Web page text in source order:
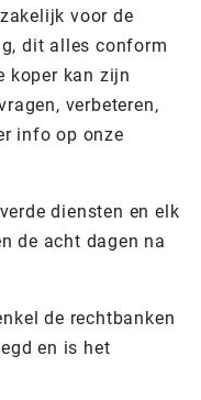
voor de
dit alles conform
koper kan zijn
verbeteren,
info op onze
diensten en elk
de acht dagen na
de rechtbanken
en is het